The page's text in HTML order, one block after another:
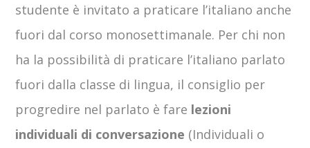
studente è invitato a praticare l’italiano anche
fuori dal corso monosettimanale. Per chi non
ha la possibilità di praticare l’italiano parlato
fuori dalla classe di lingua, il consiglio per
progredire nel parlato è fare lezioni
individuali di conversazione (Individuali o